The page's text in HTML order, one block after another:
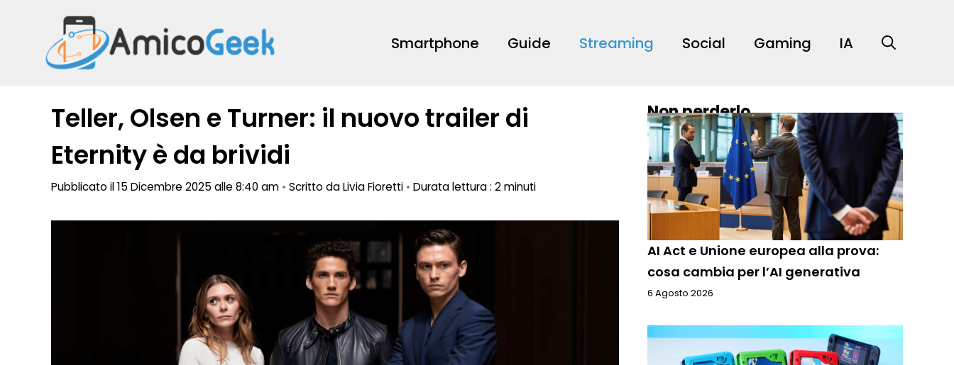
contenuto
Smartphone Guide Streaming Social Gaming IA
Teller, Olsen e Turner: il nuovo trailer di
Eternity è da brividi
Pubblicato il 15 Dicembre 2025 alle 8:40 am • Scritto daLivia Fioretti • Durata lettura : 2 minuti
Non perderlo
AI Act e Unione europea alla prova:
cosa cambia per l’AI generativa
6 Agosto 2026